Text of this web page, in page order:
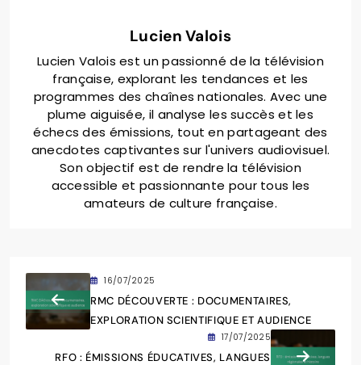
Lucien Valois
Lucien Valois est un passionné de la télévision
échecs des émissions, tout en partageant des
anecdotes captivantes sur l'univers audiovisuel.
Son objectif est de rendre la télévision
accessible et passionnante pour tous les
amateurs de culture française.